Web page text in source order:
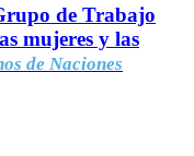
de Trabajo
mujeres y las
de Naciones